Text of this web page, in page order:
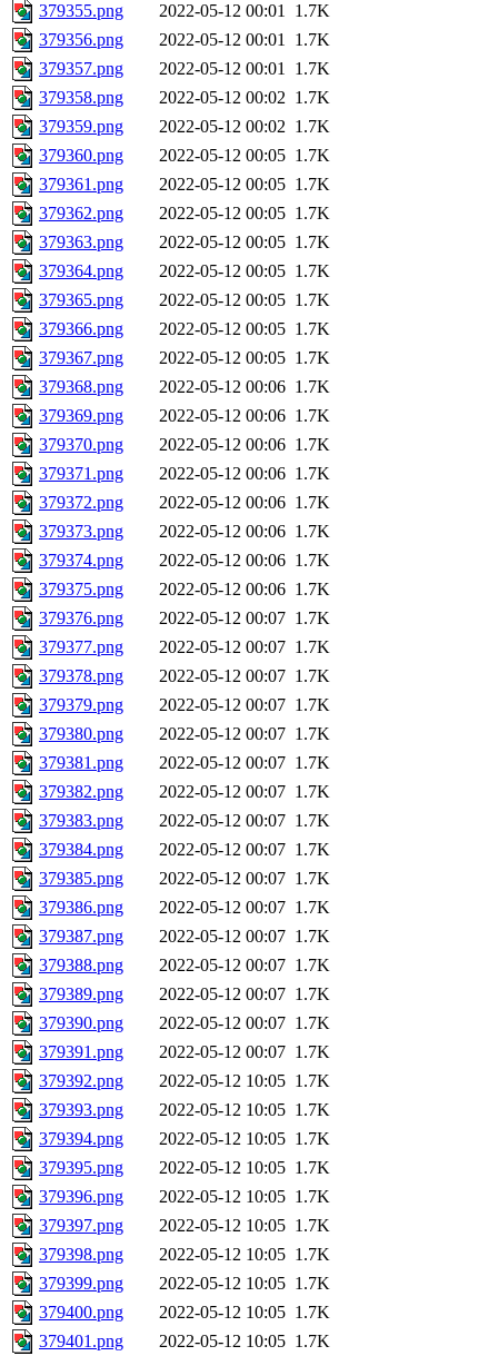
379355.png 2022-05-12 00:01 1.7K
379356.png
2022-05-12 00:01 1.7K
379357.png
2022-05-12 00:01 1.7K
379358.png
2022-05-12 00:02 1.7K
379359.png
2022-05-12 00:02 1.7K
379360.png
2022-05-12 00:05 1.7K
379361.png
2022-05-12 00:05 1.7K
379362.png
2022-05-12 00:05 1.7K
379363.png
2022-05-12 00:05 1.7K
379364.png
2022-05-12 00:05 1.7K
379365.png
2022-05-12 00:05 1.7K
379366.png
2022-05-12 00:05 1.7K
379367.png
2022-05-12 00:05 1.7K
379368.png
2022-05-12 00:06 1.7K
379369.png
2022-05-12 00:06 1.7K
379370.png
2022-05-12 00:06 1.7K
379371.png
2022-05-12 00:06 1.7K
379372.png
2022-05-12 00:06 1.7K
379373.png
2022-05-12 00:06 1.7K
379374.png
2022-05-12 00:06 1.7K
379375.png
2022-05-12 00:06 1.7K
379376.png
2022-05-12 00:07 1.7K
379377.png
2022-05-12 00:07 1.7K
379378.png
2022-05-12 00:07 1.7K
379379.png
2022-05-12 00:07 1.7K
379380.png
2022-05-12 00:07 1.7K
379381.png
2022-05-12 00:07 1.7K
379382.png
2022-05-12 00:07 1.7K
379383.png
2022-05-12 00:07 1.7K
379384.png
2022-05-12 00:07 1.7K
379385.png
2022-05-12 00:07 1.7K
379386.png
2022-05-12 00:07 1.7K
379387.png
2022-05-12 00:07 1.7K
379388.png
2022-05-12 00:07 1.7K
379389.png
2022-05-12 00:07 1.7K
379390.png
2022-05-12 00:07 1.7K
379391.png
2022-05-12 00:07 1.7K
379392.png
2022-05-12 10:05 1.7K
379393.png
2022-05-12 10:05 1.7K
379394.png
2022-05-12 10:05 1.7K
379395.png
2022-05-12 10:05 1.7K
379396.png
2022-05-12 10:05 1.7K
379397.png
2022-05-12 10:05 1.7K
379398.png
2022-05-12 10:05 1.7K
379399.png
2022-05-12 10:05 1.7K
379400.png
2022-05-12 10:05 1.7K
379401.png
2022-05-12 10:05 1.7K